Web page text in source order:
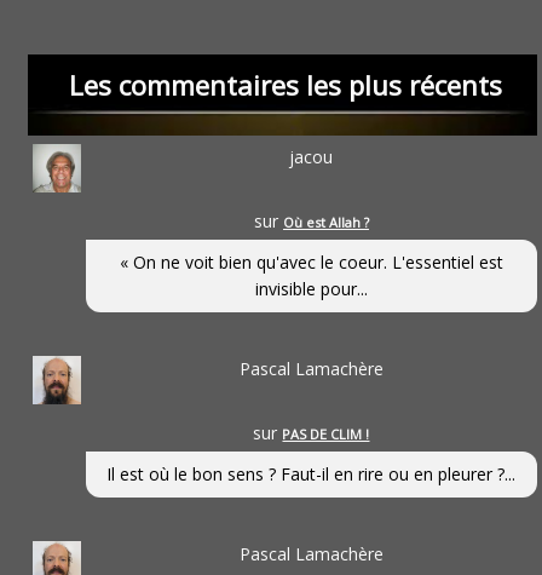
Les commentaires les plus récents
jacou
sur Où est Allah ?
« On ne voit bien qu'avec le coeur. L'essentiel est
invisible pour...
Pascal Lamachère
sur PAS DE CLIM !
Il est où le bon sens ? Faut-il en rire ou en pleurer ?...
Pascal Lamachère